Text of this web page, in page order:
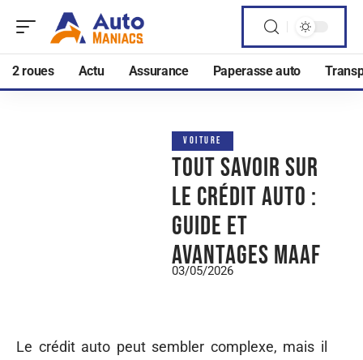
2 roues Actu Assurance Paperasse auto
VOITURE
Tout savoir sur
le crédit auto :
guide et
avantages maaf
03/05/2026
Le crédit auto peut sembler complexe, mais il